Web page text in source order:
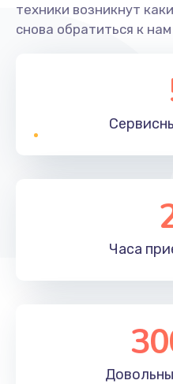
техники возникнут
снова обратиться к
Часа